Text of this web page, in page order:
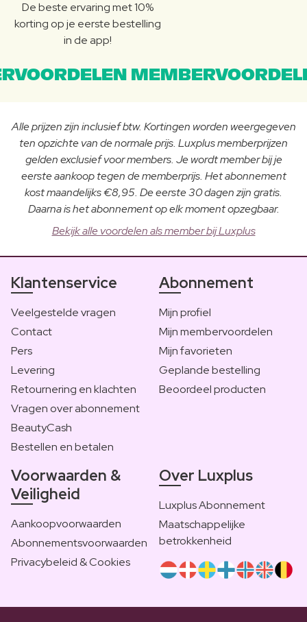
De beste ervaring met 10%
korting op je eerste bestelling
in de app!
Alle prijzen zijn inclusief btw. Kortingen worden weergegeven
ten opzichte van de normale prijs. Luxplus memberprijzen
gelden exclusief voor members. Je wordt member bij je
eerste aankoop tegen de memberprijs. Het abonnement
kost maandelijks €8,95. De eerste 30 dagen zijn gratis.
Daarna is het abonnement op elk moment opzegbaar.
Bekijk alle voordelen als member bij Luxplus
Klantenservice
Veelgestelde vragen
Contact
Pers
Levering
Retournering en klachten
Vragen over abonnement
BeautyCash
Bestellen en betalen
Abonnement
Mijn profiel
Mijn membervoordelen
Mijn favorieten
Geplande bestelling
Beoordeel producten
Voorwaarden &
Veiligheid
Aankoopvoorwaarden
Abonnementsvoorwaarden
Privacybeleid & Cookies
Over Luxplus
Luxplus Abonnement
Maatschappelijke
betrokkenheid